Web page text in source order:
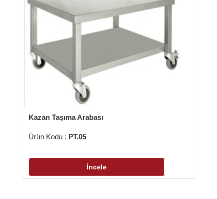
Taşıma Arabası
PT.05